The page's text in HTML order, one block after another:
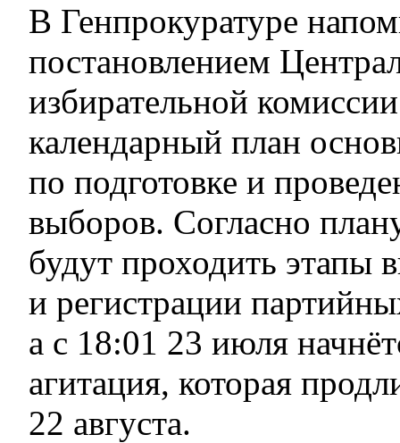
В Генпрокуратуре
постановлением
избирательной
календарный план
по подготовке и
выборов. Согласно
будут проходить этапы
и регистрации
а с 18:01 23 июля
агитация, которая
22 августа.